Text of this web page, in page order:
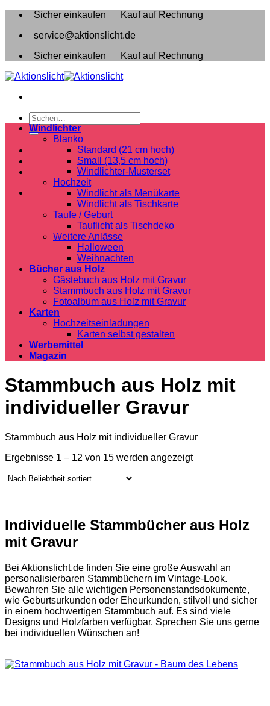
Zum
springen
Sicher einkaufen
Kauf auf Rechnung
service@aktionslicht.de
Sicher einkaufen
Kauf auf Rechnung
Suchen
nach:
Windlichter
Blanko
Standard (21 cm hoch)
Small (13,5 cm hoch)
Windlichter-Musterset
Hochzeit
Windlicht als Menükarte
Windlicht als Tischkarte
Taufe / Geburt
Tauflicht als Tischdeko
Weitere Anlässe
Halloween
Weihnachten
Bücher aus Holz
Gästebuch aus Holz mit Gravur
Stammbuch aus Holz mit Gravur
Fotoalbum aus Holz mit Gravur
Karten
Hochzeitseinladungen
Karten selbst gestalten
Werbemittel
Magazin
Stammbuch aus Holz mit
individueller Gravur
Stammbuch aus Holz mit individueller Gravur
Ergebnisse 1 – 12 von 15 werden angezeigtNach
Individuelle Stammbücher aus Holz
mit Gravur
Bei Aktionslicht.de finden Sie eine große Auswahl an
personalisierbaren Stammbüchern im Vintage-Look.
Bewahren Sie alle wichtigen Personenstandsdokumente,
wie Geburtsurkunden oder Eheurkunden, stilvoll und sicher
in einem hochwertigen Stammbuch auf. Es sind viele
Designs und Holzfarben verfügbar. Sprechen Sie uns gerne
bei individuellen Wünschen an!